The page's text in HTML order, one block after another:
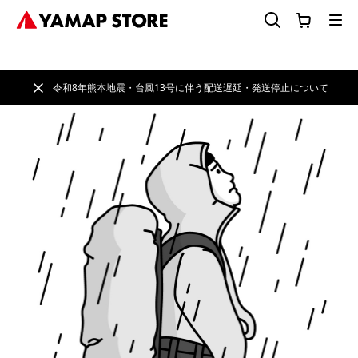
令和8年熊本地震・台風13号に伴う配送遅延・発送停止について